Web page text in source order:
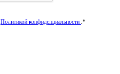
Политикой конфиденциальности .*